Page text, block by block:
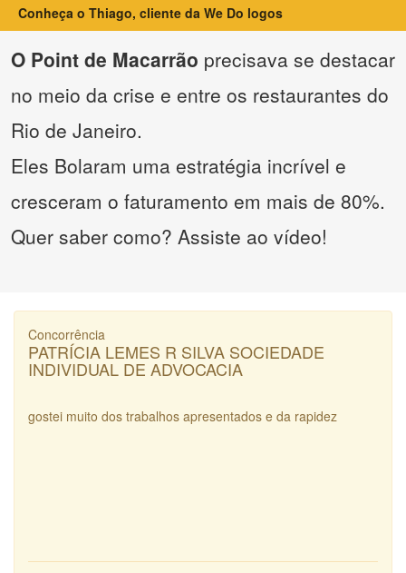
Conheça o Thiago, cliente da We Do logos
O Point de Macarrão precisava se destacar
no meio da crise e entre os restaurantes do
Rio de Janeiro.
Eles Bolaram uma estratégia incrível e
cresceram o faturamento em mais de 80%.
Quer saber como? Assiste ao vídeo!
Concorrência
PATRÍCIA LEMES R SILVA SOCIEDADE
INDIVIDUAL DE ADVOCACIA
gostei muito dos trabalhos apresentados e da rapidez